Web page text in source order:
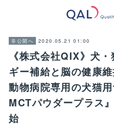
非公開へ 2020.05.21 01:00
《株式会社QIX》犬
ギー補給と脳の健康
動物病院専用の犬猫
MCTパウダープラス
始